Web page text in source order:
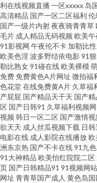
韩天堂日日干 高清无码熊猫成
女同视频 91最新天堂 婷婷五
网站 精品少妇二区 91美女玉
综合一区 亚洲淫爱网 欧美成
观看 浮力草草影音 色色www
拍色图自拍 黄色片avv 91涩
婷婷婷网 成人日韩精选 91网址
利在线视频直播 一区xxxxx 岛
高清精品 国产一区二区福利 伦
国产一级片内射夜夜骑青青草
毛片 成人精品无码视频 欧美午
91影视网 午夜伦不卡 加勒比
欧美色淫波多野结依电影91
勒比熟女91碰在线欧美裸模
免费免费黄色A片网址 微拍福
色花堂在线免费黄A片 久草福
产屁屁 国产精品天干天 国产
区 国产日韩91 久草福利视频网
视频 韩日一区二区 国产激情
欲天天 成人丝瓜视频下载 日
电影在线 成人影院在线播放欧
洲东京热 国产不卡在线91九
91大神精品 欧美怡红院院二区
页 国产日韩精品91 91视频网
网址 青青草国产成人 黄色岛